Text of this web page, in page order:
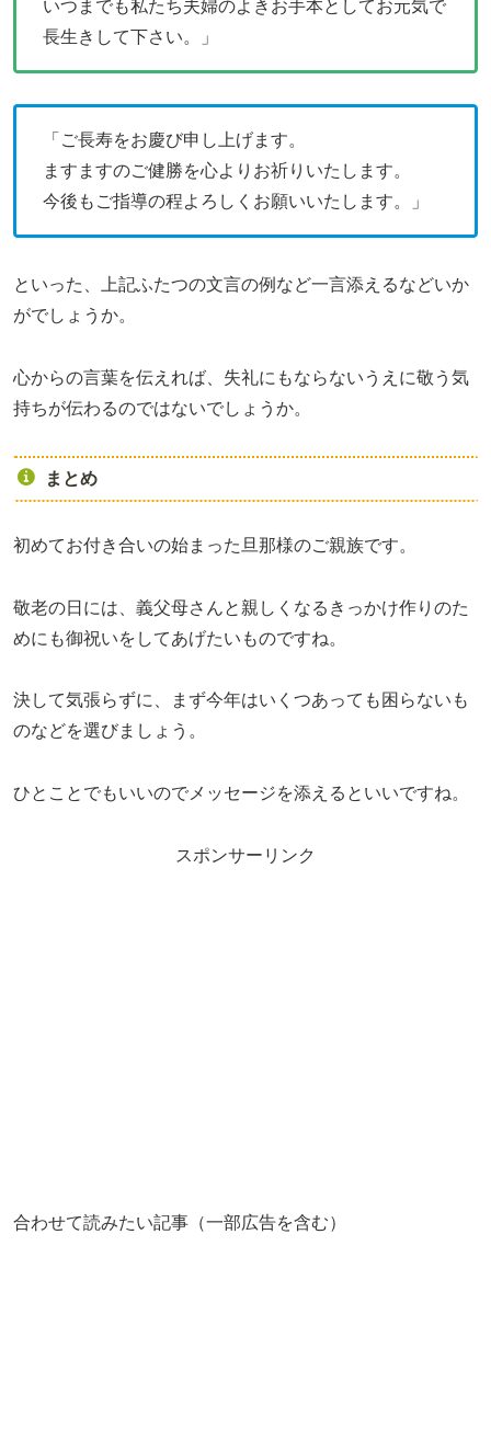
いつまでも私たち夫婦のよきお手本としてお元気で
長生きして下さい。」
「ご長寿をお慶び申し上げます。
ますますのご健勝を心よりお祈りいたします。
今後もご指導の程よろしくお願いいたします。」
といった、上記ふたつの文言の例など一言添えるなどいか
がでしょうか。
心からの言葉を伝えれば、失礼にもならないうえに敬う気
持ちが伝わるのではないでしょうか。
まとめ
初めてお付き合いの始まった旦那様のご親族です。
敬老の日には、義父母さんと親しくなるきっかけ作りのた
めにも御祝いをしてあげたいものですね。
決して気張らずに、まず今年はいくつあっても困らないも
のなどを選びましょう。
ひとことでもいいのでメッセージを添えるといいですね。
スポンサーリンク
合わせて読みたい記事（一部広告を含む）